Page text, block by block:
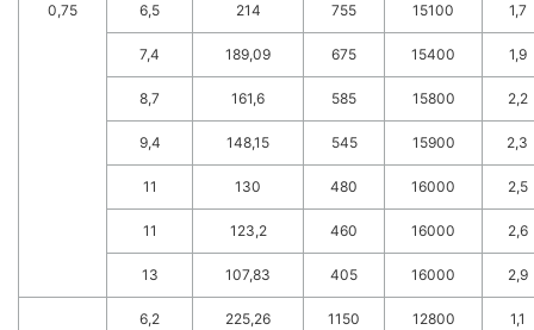
0,75 6,5 214 755 15100 1,7
7,4 189,09 675 15400 1,9
8,7 161,6 585 15800 2,2
9,4 148,15 545 15900 2,3
11 130 480 16000 2,5
11 123,2 460 16000 2,6
13 107,83 405 16000 2,9
6,2 225,26 1150 12800 1,1